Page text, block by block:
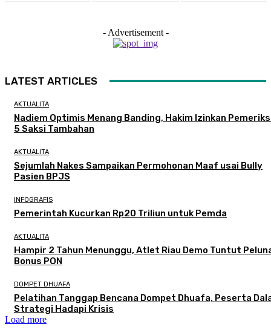
- Advertisement -
LATEST ARTICLES
AKTUALITA
Nadiem Optimis Menang Banding, Hakim Izinkan
5 Saksi Tambahan
AKTUALITA
Sejumlah Nakes Sampaikan Permohonan Maaf usai Bully
Pasien BPJS
INFOGRAFIS
Pemerintah Kucurkan Rp20 Triliun untuk Pemda
AKTUALITA
Hampir 2 Tahun Menunggu, Atlet Riau Demo Tuntut
Bonus PON
DOMPET DHUAFA
Pelatihan Tanggap Bencana Dompet Dhuafa, Peserta
Strategi Hadapi Krisis
Load more